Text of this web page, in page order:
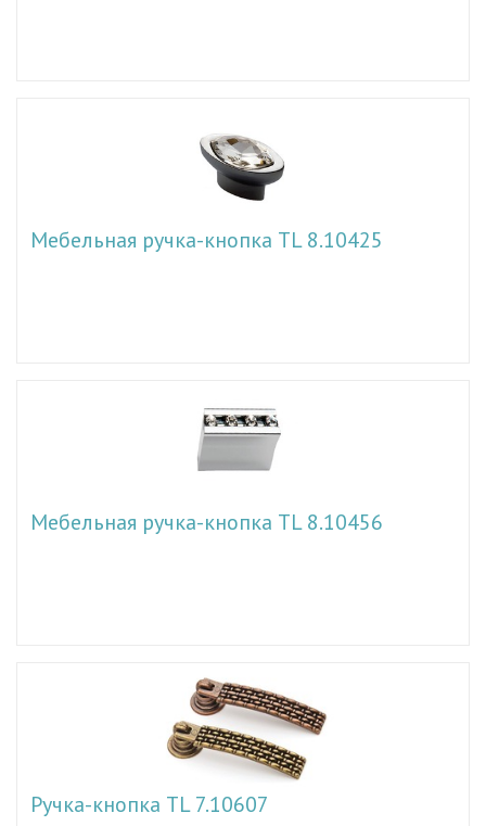
Мебельная ручка-кнопка TL 8.10425
Мебельная ручка-кнопка TL 8.10456
Ручка-кнопка TL 7.10607